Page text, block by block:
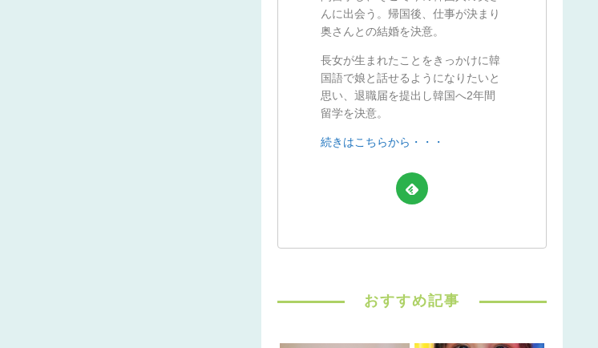
んに出会う。帰国後、仕事が決まり
奥さんとの結婚を決意。
長女が生まれたことをきっかけに韓
国語で娘と話せるようになりたいと
思い、退職届を提出し韓国へ2年間
留学を決意。
続きはこちらから・・・
おすすめ記事